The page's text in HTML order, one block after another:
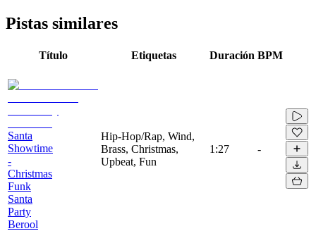
Pistas similares
Título Etiquetas Duración BPM
Santa
Showtime
-
Christmas
Funk
Santa
Party
Berool
Hip-Hop/Rap, Wind,
Brass, Christmas,
Upbeat, Fun
1:27 -